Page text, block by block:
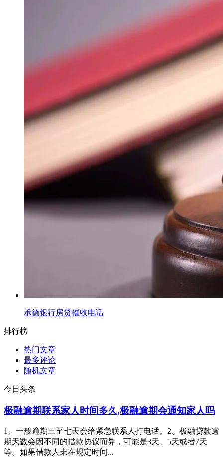
承德银行房贷催收电话
排行榜
热门文章
最多评论
随机文章
今日头条
极融逾期联系家人时间多久,极融逾期会通知家人吗
1、一般逾期三至七天会给紧急联系人打电话。2、极融贷款逾
期天数会因不同的借款协议而异，可能是3天、5天或者7天
等。如果借款人未在规定时间...